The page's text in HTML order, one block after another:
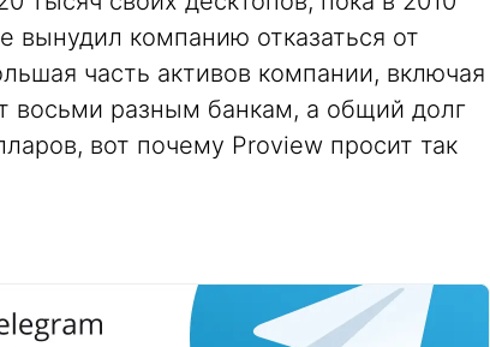
вынудил компанию отказаться от
часть активов компании, включая
восьми разным банкам, а общий долг
вот почему Proview просит так